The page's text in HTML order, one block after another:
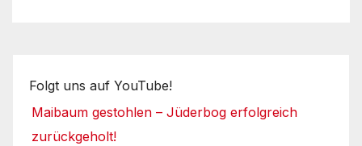
Folgt uns auf YouTube!
Maibaum gestohlen – Jüderbog erfolgreich
zurückgeholt!